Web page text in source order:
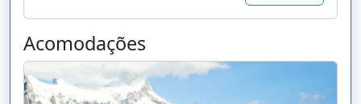
Acomodações